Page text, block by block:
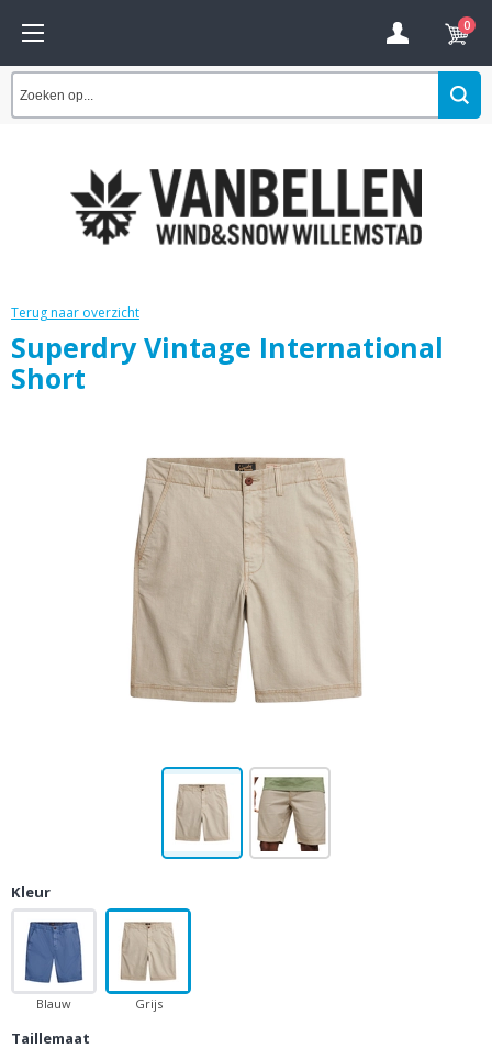
0
Terug naar overzicht
Superdry Vintage International
Short
Kleur
Blauw Grijs
Taillemaat